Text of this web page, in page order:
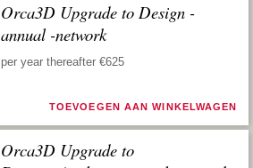
Orca3D Upgrade to Design -
annual -network
per year thereafter €625
TOEVOEGEN AAN WINKELWAGEN
Orca3D Upgrade to